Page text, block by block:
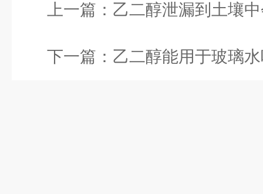
上一篇： 乙二醇泄漏到土壤中会造成
下一篇： 乙二醇能用于玻璃水吗